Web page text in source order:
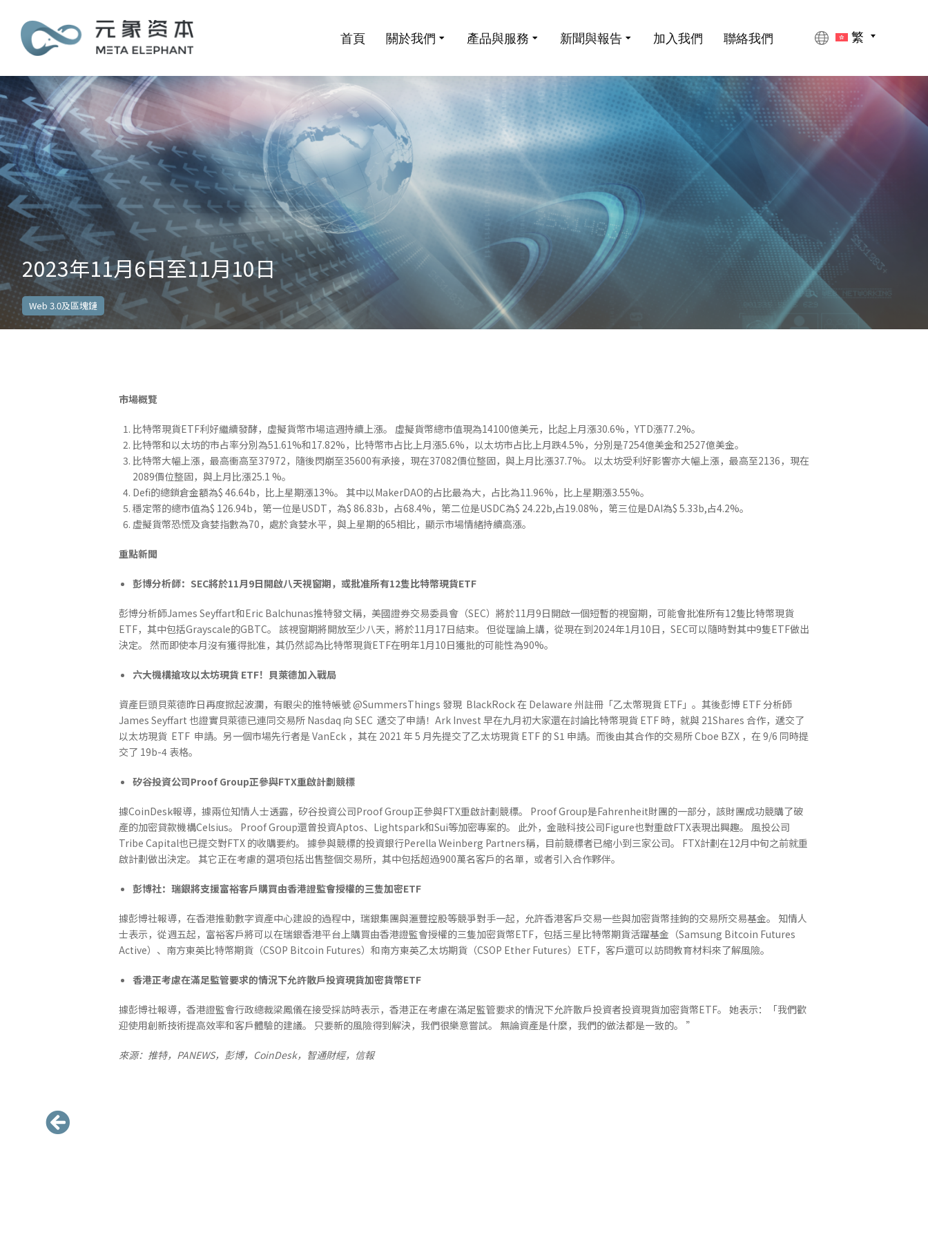
首頁 關於我們 產品與服務 新聞與報告 加入我們 聯絡我們 繁
2023年11月6日至11月10日
Web 3.0及區塊鏈
市場概覽
比特幣現貨ETF利好繼續發酵，虛擬貨幣市場這週持續上漲。 虛擬貨幣總市值現為14100億美元，比起上月漲30.6%，YTD漲77.2%。
比特幣和以太坊的市占率分別為51.61%和17.82%，比特幣市占比上月漲5.6%，以太坊市占比上月跌4.5%，分別是7254億美金和2527億美金。
比特幣大幅上漲，最高衝高至37972，隨後閃崩至35600有承接，現在37082價位整固，與上月比漲37.7%。 以太坊受利好影響亦大幅上漲，最高至2136，現在
2089價位整固，與上月比漲25.1 %。
Defi的總鎖倉金額為$ 46.64b，比上星期漲13%。 其中以MakerDAO的占比最為大，占比為11.96%，比上星期漲3.55%。
穩定幣的總市值為$ 126.94b，第一位是USDT，為$ 86.83b，占68.4%，第二位是USDC為$ 24.22b,占19.08%，第三位是DAI為$ 5.33b,占4.2%。
虛擬貨幣恐慌及貪婪指數為70，處於貪婪水平，與上星期的65相比，顯示市場情緒持續高漲。
重點新聞
彭博分析師：SEC將於11月9日開啟八天視窗期，或批准所有12隻比特幣現貨ETF
彭博分析師James Seyffart和Eric Balchunas推特發文稱，美國證券交易委員會（SEC）將於11月9日開啟一個短暫的視窗期，可能會批准所有12隻比特幣現貨
ETF，其中包括Grayscale的GBTC。 該視窗期將開放至少八天，將於11月17日結束。 但從理論上講，從現在到2024年1月10日，SEC可以隨時對其中9隻ETF做出
決定。 然而即使本月沒有獲得批准，其仍然認為比特幣現貨ETF在明年1月10日獲批的可能性為90%。
六大機構搶攻以太坊現貨 ETF！貝萊德加入戰局
資產巨頭貝萊德昨日再度掀起波瀾，有眼尖的推特帳號 @SummersThings 發現 BlackRock 在 Delaware 州註冊「乙太幣現貨 ETF」。其後彭博 ETF 分析師
James Seyffart 也證實貝萊德已連同交易所 Nasdaq 向 SEC 遞交了申請！Ark Invest 早在九月初大家還在討論比特幣現貨 ETF 時，就與 21Shares 合作，遞交了
以太坊現貨 ETF 申請。另一個市場先行者是 VanEck ，其在 2021 年 5 月先提交了乙太坊現貨 ETF 的 S1 申請。而後由其合作的交易所 Cboe BZX ，在 9/6 同時提
交了 19b-4 表格。
矽谷投資公司Proof Group正參與FTX重啟計劃競標
據CoinDesk報導，據兩位知情人士透露，矽谷投資公司Proof Group正參與FTX重啟計劃競標。 Proof Group是Fahrenheit財團的一部分，該財團成功競購了破
產的加密貸款機構Celsius。 Proof Group還曾投資Aptos、Lightspark和Sui等加密專案的。 此外，金融科技公司Figure也對重啟FTX表現出興趣。 風投公司
Tribe Capital也已提交對FTX 的收購要約。 據參與競標的投資銀行Perella Weinberg Partners稱，目前競標者已縮小到三家公司。 FTX計劃在12月中旬之前就重
啟計劃做出決定。 其它正在考慮的選項包括出售整個交易所，其中包括超過900萬名客戶的名單，或者引入合作夥伴。
彭博社：瑞銀將支援富裕客戶購買由香港證監會授權的三隻加密ETF
據彭博社報導，在香港推動數字資產中心建設的過程中，瑞銀集團與滙豐控股等競爭對手一起，允許香港客戶交易一些與加密貨幣挂鉤的交易所交易基金。 知情人
士表示，從週五起，富裕客戶將可以在瑞銀香港平台上購買由香港證監會授權的三隻加密貨幣ETF，包括三星比特幣期貨活躍基金（Samsung Bitcoin Futures
Active）、南方東英比特幣期貨（CSOP Bitcoin Futures）和南方東英乙太坊期貨（CSOP Ether Futures）ETF，客戶還可以訪問教育材料來了解風險。
香港正考慮在滿足監管要求的情況下允許散戶投資現貨加密貨幣ETF
據彭博社報導，香港證監會行政總裁梁鳳儀在接受採訪時表示，香港正在考慮在滿足監管要求的情況下允許散戶投資者投資現貨加密貨幣ETF。 她表示：「我們歡
迎使用創新技術提高效率和客戶體驗的建議。 只要新的風險得到解決，我們很樂意嘗試。 無論資產是什麼，我們的做法都是一致的。 ”
來源：推特，PANEWS，彭博，CoinDesk，智通財經，信報